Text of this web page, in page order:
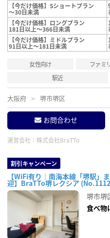
【今だけ価格】Sショートプラン
～30日未満
【今だけ価格】ロングプラン
181日以上～366日未満
【今だけ価格】ミドルプラン
91日以上～181日未満
女性向け ファミ
駅近
大阪府 堺市堺区
お問合わせ
運営会社： 株式会社BraTTo
割引キャンペーン
【WiFi有り｜南海本線「堺駅」
迎】BraTTo堺レクシア
堺市堺
食べ物